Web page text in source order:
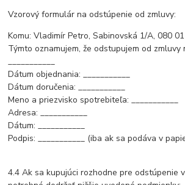
Vzorový formulár na odstúpenie od zmluvy:
Komu: Vladimír Petro, Sabinovská 1/A, 080
Týmto oznamujem, že odstupujem od
___________
Dátum objednania: ___________
Dátum doručenia: ___________
Meno a priezvisko spotrebiteľa: ___________
Adresa: ___________
Dátum: ___________
Podpis: ___________ (iba ak sa podáva v
4.4 Ak sa kupujúci rozhodne pre odstúpenie